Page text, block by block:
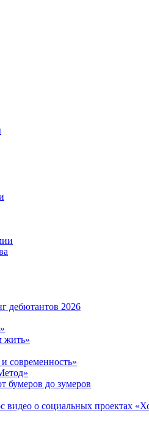
дебютантов 2026
жить»
современность»
бумеров до зумеров
видео о социальных проектах